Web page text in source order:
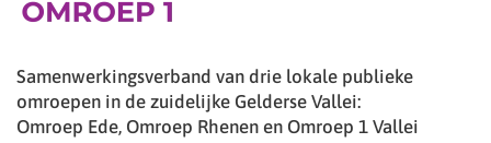
Samenwerkingsverband van drie lokale publieke
omroepen in de zuidelijke Gelderse Vallei:
Omroep Ede, Omroep Rhenen en Omroep 1 Vallei